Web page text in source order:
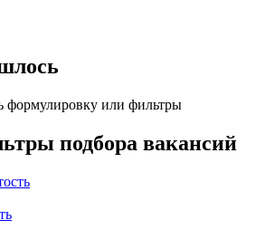
формулировку или фильтры
подбора вакансий